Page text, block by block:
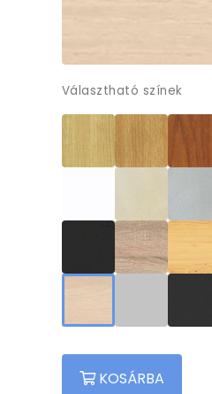
Választható színek
KOSÁRBA